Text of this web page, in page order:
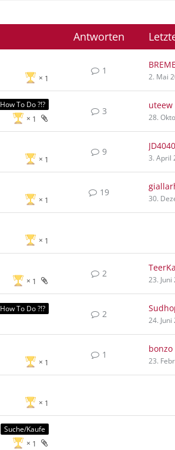
Antworten
1
1
2. Mai
How To Do ?!?
1
3
uteew
28.
1
9
JD4040
3. April
1
19
30.
1
1
2
23. Juni
How To Do ?!? 2
24. Juni
1
1
bonzo
23.
1
Suche/Kaufe
1